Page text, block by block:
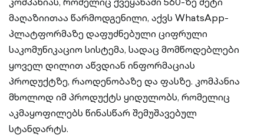
მაღაზიითაა წარმოდგენილი, აქვს WhatsApp-
პლატფორმაზე დაფუძნებული ციფრული
საკომუნიკაციო სისტემა, სადაც მომწოდებლები
ყოველ დილით აწვდიან ინფორმაციას
პროდუქტზე, რაოდენობაზე და ფასზე. კომპანია
მხოლოდ იმ პროდუქტს ყიდულობს, რომელიც
აკმაყოფილებს წინასწარ შემუშავებულ
სტანდარტს.